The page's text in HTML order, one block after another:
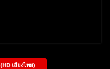
(HD เสียงไทย)